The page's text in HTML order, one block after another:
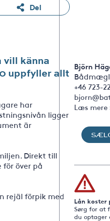
Del
vill känna
uppfyller allt
har
ligger
är
Direkt till
över på
rejäl förpik med
Björn
+46 723-
Læs mere
Lån koster
Sørg for at
du optager